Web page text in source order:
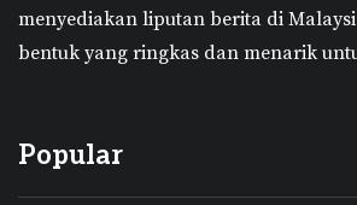
menyediakan liputan berita di
bentuk yang ringkas dan menarik
Popular